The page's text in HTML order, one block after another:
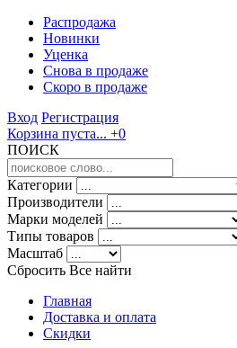
Распродажа
Новинки
Уценка
Снова в продаже
Скоро в продаже
Вход Регистрация
Корзина пуста... +0
ПОИСК
Категории
Производители
Марки моделей
Типы товаров
Масштаб
Сбросить Все найти
Главная
Доставка и оплата
Скидки